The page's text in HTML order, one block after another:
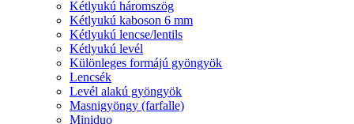
Kétlyukú háromszög
Kétlyukú kaboson 6 mm
Kétlyukú lencse/lentils
Kétlyukú levél
Különleges formájú gyöngyök
Lencsék
Levél alakú gyöngyök
Masnigyöngy (farfalle)
Miniduo